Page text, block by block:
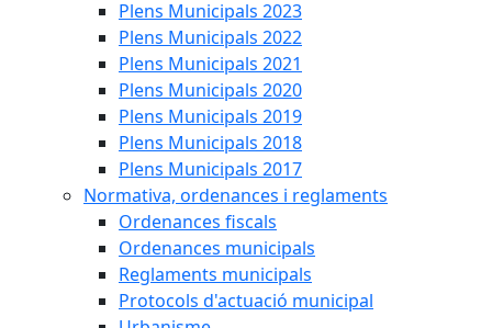
Plens Municipals 2023
Plens Municipals 2022
Plens Municipals 2021
Plens Municipals 2020
Plens Municipals 2019
Plens Municipals 2018
Plens Municipals 2017
Normativa, ordenances i reglaments
Ordenances fiscals
Ordenances municipals
Reglaments municipals
Protocols d'actuació municipal